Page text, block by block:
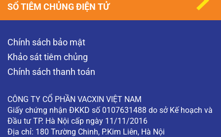
Chính sách bảo mật
Khảo sát tiêm chủng
Chính sách thanh toán
CÔNG TY CỔ PHẦN VACXIN VIỆT NAM
Giấy chứng nhận ĐKKD số 0107631488 do sở Kế hoạch và
Đầu tư TP. Hà Nội cấp ngày 11/11/2016
Địa chỉ: 180 Trường Chinh, P.Kim Liên, Hà Nội
SỔ TIÊM CHỦNG ĐIỆN TỬ